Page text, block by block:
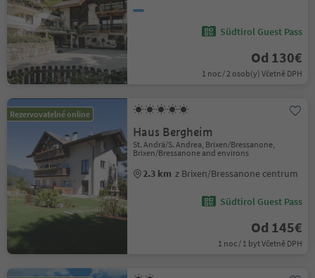
Südtirol Guest Pass
Od 130€
1 noc / 2 osob(y) Včetně DPH
Rezervovatelné online
Haus Bergheim
St. Andrä/S. Andrea, Brixen/Bressanone,
Brixen/Bressanone and environs
2.3 km z Brixen/Bressanone centrum
Südtirol Guest Pass
Od 145€
1 noc / 1 byt Včetně DPH